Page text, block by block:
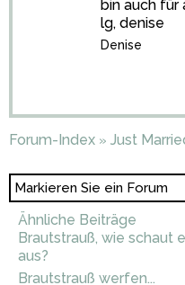
bin auch für
lg, denise
Denise
Forum-Index » Just
Ähnliche Beiträge
Brautstrauß, wie schaut
aus?
Brautstrauß werfen...